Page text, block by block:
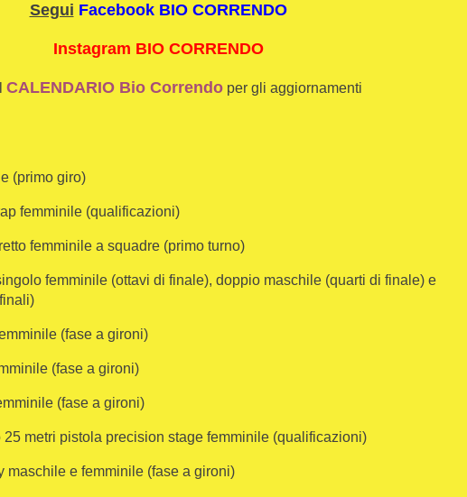
Segui Facebook BIO CORRENDO
Instagram BIO CORRENDO
CALENDARIO Bio Correndo per gli aggiornamenti
(primo giro)
femminile (qualificazioni)
femminile a squadre (primo turno)
femminile (ottavi di finale), doppio maschile (quarti di finale) e
(fase a gironi)
(fase a gironi)
(fase a gironi)
25 metri pistola precision stage femminile (qualificazioni)
maschile e femminile (fase a gironi)